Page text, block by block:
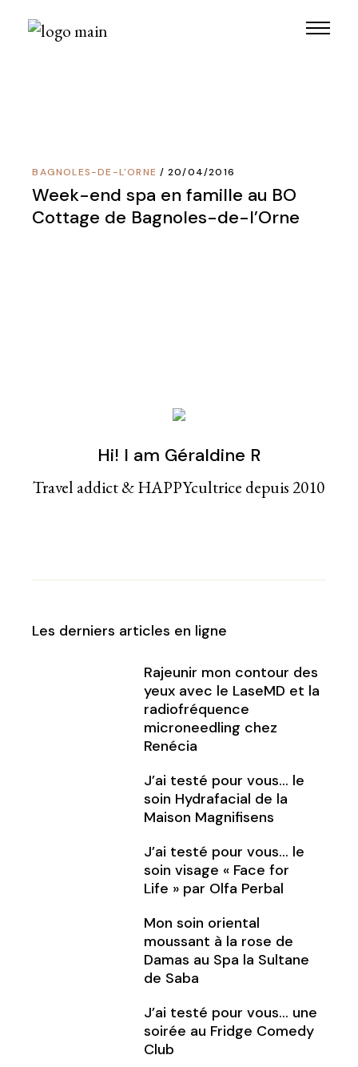
BAGNOLES-DE-L'ORNE 20/04/2016
Week-end spa en famille au BO
Cottage de Bagnoles-de-l’Orne
Hi! I am Géraldine R
Travel addict & HAPPYcultrice depuis 2010
Les derniers articles en ligne
Rajeunir mon contour des
yeux avec le LaseMD et la
radiofréquence
microneedling chez
Renécia
J’ai testé pour vous… le
soin Hydrafacial de la
Maison Magnifisens
J’ai testé pour vous… le
soin visage « Face for
Life » par Olfa Perbal
Mon soin oriental
moussant à la rose de
Damas au Spa la Sultane
de Saba
J’ai testé pour vous… une
soirée au Fridge Comedy
Club